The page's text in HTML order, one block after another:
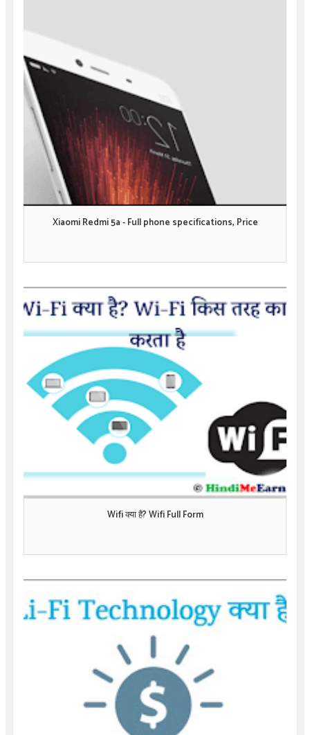
Xiaomi Redmi 5a - Full phone specifications, Price
Wifi क्या है? Wifi Full Form